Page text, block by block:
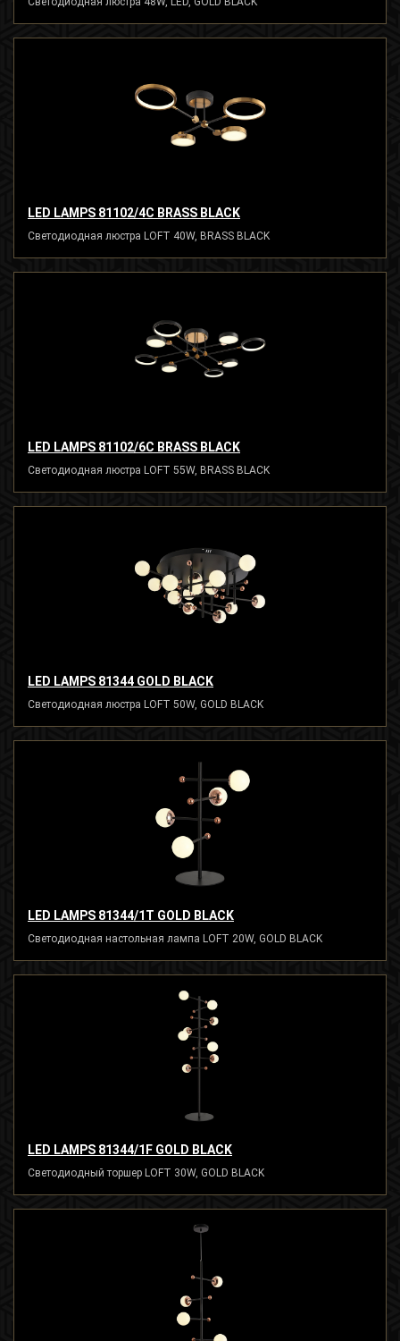
LED LAMPS 81102/4C BRASS BLACK
Светодиодная люстра LOFT 40W, BRASS BLACK
LED LAMPS 81102/6C BRASS BLACK
Светодиодная люстра LOFT 55W, BRASS BLACK
LED LAMPS 81344 GOLD BLACK
Светодиодная люстра LOFT 50W, GOLD BLACK
LED LAMPS 81344/1T GOLD BLACK
Светодиодная настольная лампа LOFT 20W, GOLD BLACK
LED LAMPS 81344/1F GOLD BLACK
Светодиодный торшер LOFT 30W, GOLD BLACK